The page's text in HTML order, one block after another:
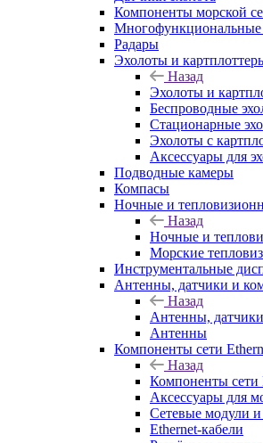
Компоненты морской
Радары
Эхолоты и
Назад
Эхолоты и
Беспроводные
Стационарные
Эхолоты с
Аксессуары для
Подводные камеры
Компасы
Ночные и
Назад
Ночные и
Морские
Инструментальные
Антенны, датчики и
Назад
Антенны,
Антенны
Компоненты сети
Назад
Компоненты сети
Аксессуары для
Сетевые модули и
Ethernet-кабели